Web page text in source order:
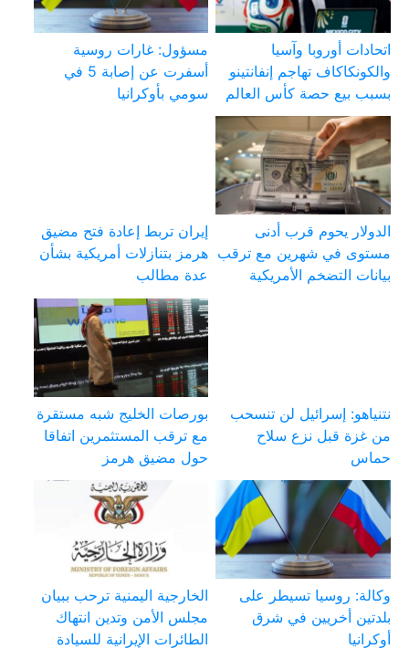
اتحادات أوروبا وآسيا
والكونكاكاف تهاجم إنفانتينو
بسبب بيع حصة كأس العالم
مسؤول: غارات روسية
أسفرت عن إصابة 5 في
سومي بأوكرانيا
الدولار يحوم قرب أدنى
مستوى في شهرين مع ترقب
بيانات التضخم الأمريكية
إيران تربط إعادة فتح مضيق
هرمز بتنازلات أمريكية بشأن
عدة مطالب
نتنياهو: إسرائيل لن تنسحب
من غزة قبل نزع سلاح
حماس
بورصات الخليج شبه مستقرة
مع ترقب المستثمرين اتفاقا
حول مضيق هرمز
وكالة: روسيا تسيطر على
بلدتين أخريين في شرق
أوكرانيا
الخارجية اليمنية ترحب ببيان
مجلس الأمن وتدين انتهاك
الطائرات الإيرانية للسيادة